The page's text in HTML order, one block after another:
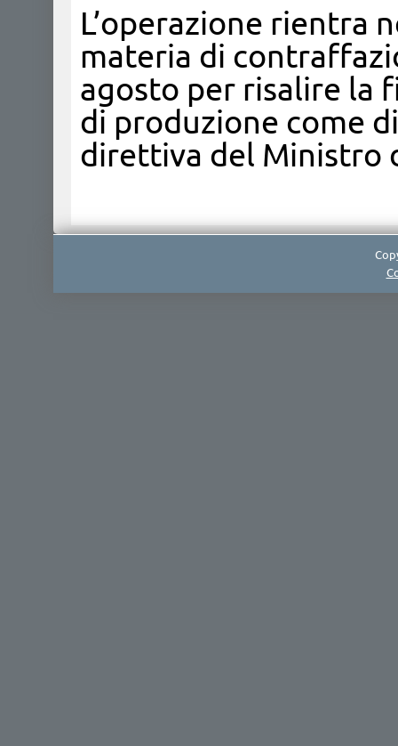
L’operazione rientra
materia di
agosto per risalire la
di produzione come
direttiva del Ministro